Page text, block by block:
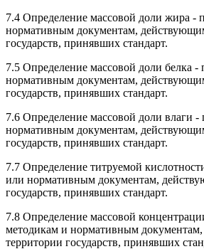
7.4 Определение массовой доли жира
нормативным документам,
государств, принявших стандарт.
7.5 Определение массовой доли белка
нормативным документам,
государств, принявших стандарт.
7.6 Определение массовой доли влаги
нормативным документам,
государств, принявших стандарт.
7.7 Определение титруемой
или нормативным документам,
государств, принявших стандарт.
7.8 Определение массовой
методикам и нормативным
территории государств, принявших